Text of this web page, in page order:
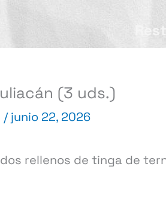
(3 uds.)
/junio 22, 2026
rellenos de tinga de